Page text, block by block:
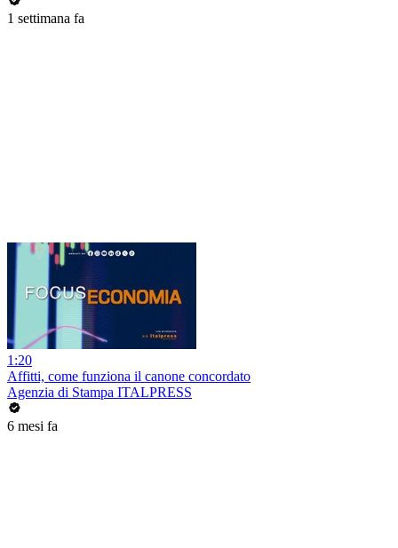
1 settimana fa
1:20
Affitti, come funziona il canone concordato
Agenzia di Stampa ITALPRESS
6 mesi fa